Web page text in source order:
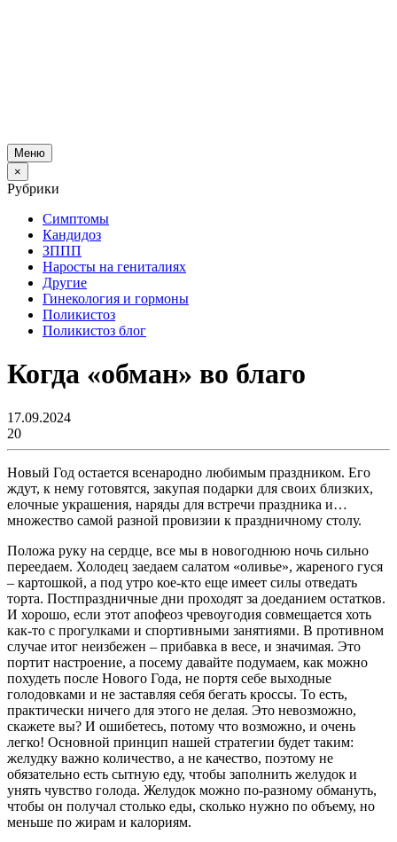
Меню
×
Рубрики
Симптомы
Кандидоз
ЗППП
Наросты на гениталиях
Другие
Гинекология и гормоны
Поликистоз
Поликистоз блог
Когда «обман» во благо
17.09.2024
20
Новый Год остается всенародно любимым праздником. Его
ждут, к нему готовятся, закупая подарки для своих близких,
елочные украшения, наряды для встречи праздника и…
множество самой разной провизии к праздничному столу.
Положа руку на сердце, все мы в новогоднюю ночь сильно
переедаем. Холодец заедаем салатом «оливье», жареного гуся
– картошкой, а под утро кое-кто еще имеет силы отведать
торта. Постпраздничные дни проходят за доеданием остатков.
И хорошо, если этот апофеоз чревоугодия совмещается хоть
как-то с прогулками и спортивными занятиями. В противном
случае итог неизбежен – прибавка в весе, и значимая. Это
портит настроение, а посему давайте подумаем, как можно
похудеть после Нового Года, не портя себе выходные
голодовками и не заставляя себя бегать кроссы. То есть,
практически ничего для этого не делая. Это невозможно,
скажете вы? И ошибетесь, потому что возможно, и очень
легко! Основной принцип нашей стратегии будет таким:
желудку важно количество, а не качество, поэтому не
обязательно есть сытную еду, чтобы заполнить желудок и
унять чувство голода. Желудок можно по-разному обмануть,
чтобы он получал столько еды, сколько нужно по объему, но
меньше по жирам и калориям.